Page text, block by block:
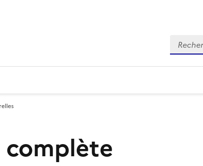
complète